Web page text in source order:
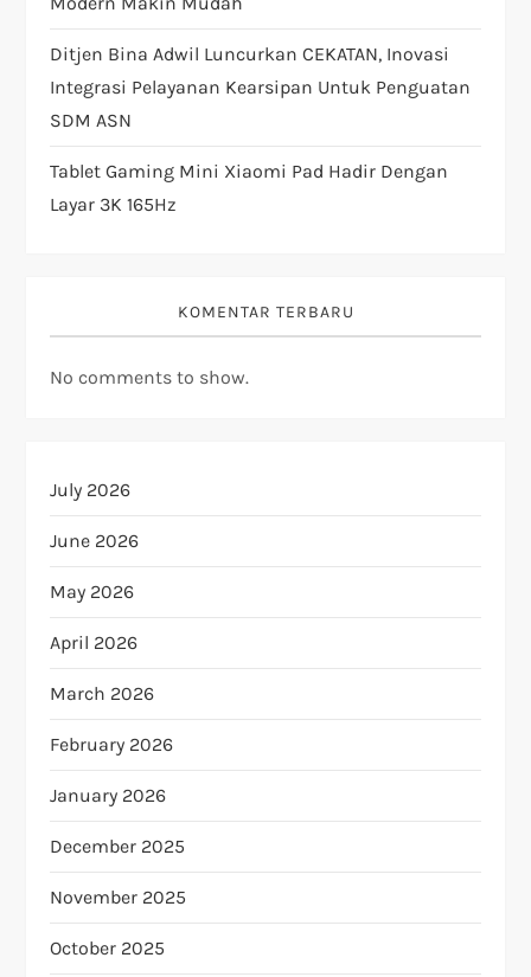
Ditjen Bina Adwil Luncurkan CEKATAN, Inovasi
Integrasi Pelayanan Kearsipan Untuk Penguatan
SDM ASN
Tablet Gaming Mini Xiaomi Pad Hadir Dengan
Layar 3K 165Hz
KOMENTAR TERBARU
No comments to show.
July 2026
June 2026
May 2026
April 2026
March 2026
February 2026
January 2026
December 2025
November 2025
October 2025